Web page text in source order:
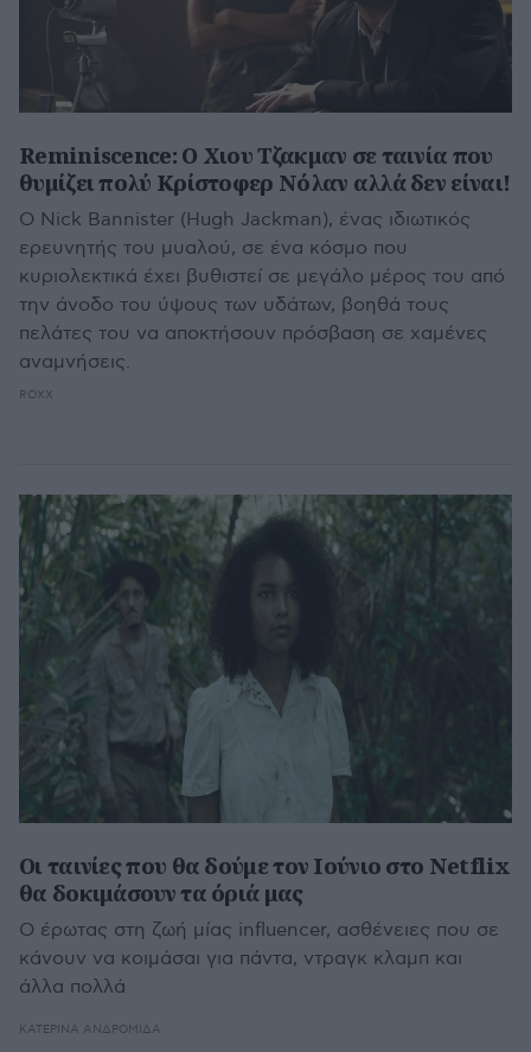
Reminiscence: O Χιου Τζακμαν σε ταινία που
θυμίζει πολύ Κρίστοφερ Νόλαν αλλά δεν είναι!
Ο Nick Bannister (Hugh Jackman), ένας ιδιωτικός
ερευνητής του μυαλού, σε ένα κόσμο που
κυριολεκτικά έχει βυθιστεί σε μεγάλο μέρος του από
την άνοδο του ύψους των υδάτων, βοηθά τους
πελάτες του να αποκτήσουν πρόσβαση σε χαμένες
αναμνήσεις.
ROXX
Οι ταινίες που θα δούμε τον Ιούνιο στο Netflix
θα δοκιμάσουν τα όριά μας
Ο έρωτας στη ζωή μίας influencer, ασθένειες που σε
κάνουν να κοιμάσαι για πάντα, ντραγκ κλαμπ και
άλλα πολλά
ΚΑΤΕΡΊΝΑ ΑΝΔΡΟΜΙΔΆ